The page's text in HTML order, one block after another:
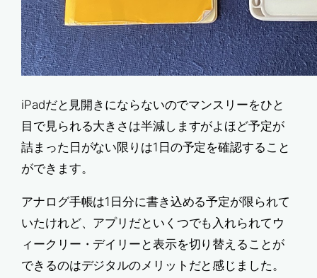
iPadだと見開きにならないのでマンスリーをひと
目で見られる大きさは半減しますがよほど予定が
詰まった日がない限りは1日の予定を確認すること
ができます。
アナログ手帳は1日分に書き込める予定が限られて
いたけれど、アプリだといくつでも入れられてウ
ィークリー・デイリーと表示を切り替えることが
できるのはデジタルのメリットだと感じました。